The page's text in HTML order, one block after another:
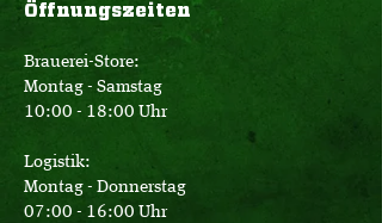
Öffnungszeiten
Brauerei-Store:
Montag - Samstag
10:00 - 18:00 Uhr
Logistik:
Montag - Donnerstag
07:00 - 16:00 Uhr